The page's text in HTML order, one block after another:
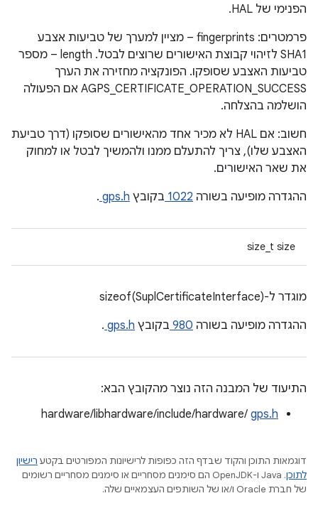
הפנימי של HAL.
פרמטרים: fingerprints – מציין למערך של טביעות אצבע
SHA1 לזיהוי קבוצת האישורים שרוצים לבטל. length – מספר
טביעות האצבע שסופקו. הפונקציה מחזירה את הערך
AGPS_CERTIFICATE_OPERATION_SUCCESS אם הפעולה
הושלמה בהצלחה.
חשוב: אם HAL לא מכיר אחד מהאישורים שסופקו (דרך טביעת
האצבע שלו), צריך להתעלם ממנו ולהמשיך לבטל או למחוק
את שאר האישורים.
ההגדרה מופיעה בשורה 1022 בקובץ gps.h
.
size_t size
מוגדר ל-sizeof(SuplCertificateInterface)
ההגדרה מופיעה בשורה 980 בקובץ gps.h
.
התיעוד של המבנה הזה נוצר מהקובץ הבא:
hardware/libhardware/include/hardware/ gps.h
דוגמאות התוכן והקוד שבדף הזה כפופות לרישיונות המפורטים בקטע רישיון
לתוכן
.‏ Java ו-OpenJDK הם סימנים מסחריים או סימנים מסחריים רשומים
של חברת Oracle ו/או של השותפים העצמאיים שלה.